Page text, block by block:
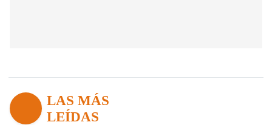
LAS MÁS
LEÍDAS